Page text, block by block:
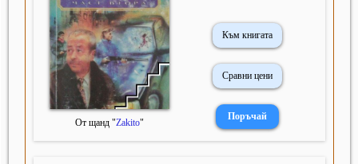
От щанд "Zakito"
Към книгата
Сравни цени